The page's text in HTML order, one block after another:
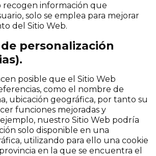
recogen información que
solo se emplea para mejorar
del Sitio Web.
personalización
posible que el Sitio Web
como el nombre de
ubicación geográfica, por tanto su
funciones mejoradas y
nuestro Sitio Web podría
solo disponible en una
utilizando para ello una cookie
en la que se encuentra el